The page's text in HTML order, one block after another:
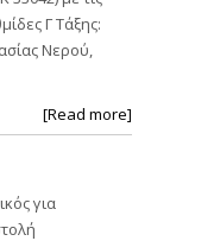
Γ Τάξης:
Νερού,
[Read more]
για